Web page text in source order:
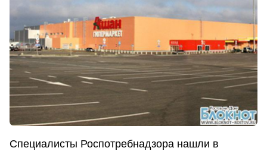
Специалисты Роспотребнадзора нашли в